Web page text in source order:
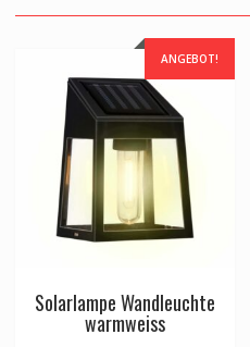
ANGEBOT!
Solarlampe Wandleuchte
warmweiss